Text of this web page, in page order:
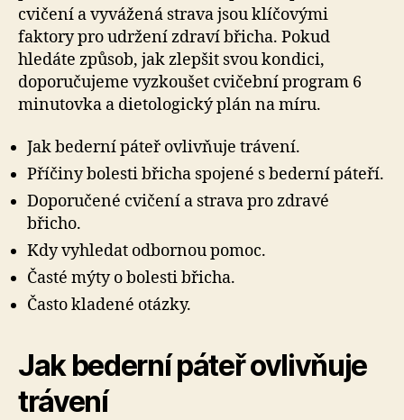
cvičení a vyvážená strava jsou klíčovými
faktory pro udržení zdraví břicha. Pokud
hledáte způsob, jak zlepšit svou kondici,
doporučujeme vyzkoušet cvičební program 6
minutovka a dietologický plán na míru.
Jak bederní páteř ovlivňuje trávení.
Příčiny bolesti břicha spojené s bederní páteří.
Doporučené cvičení a strava pro zdravé
břicho.
Kdy vyhledat odbornou pomoc.
Časté mýty o bolesti břicha.
Často kladené otázky.
Jak bederní páteř ovlivňuje
trávení